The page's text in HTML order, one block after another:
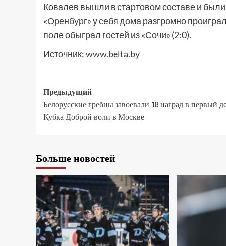
Ковалев вышли в стартовом составе и
«Оренбург» у себя дома разгромно
поле обыграл гостей из «Сочи» (2:0).
Источник:www.belta.by
Предыдущий
Белорусские гребцы завоевали 18 наград в первый
Кубка Доброй воли в Москве
Больше новостей